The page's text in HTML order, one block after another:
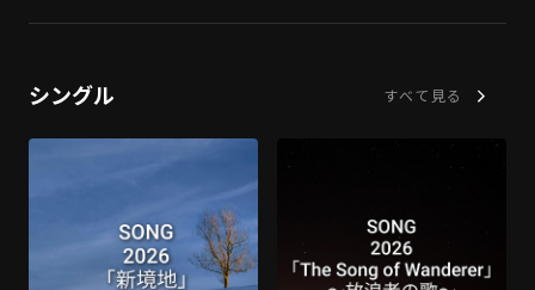
シングル すべて見る